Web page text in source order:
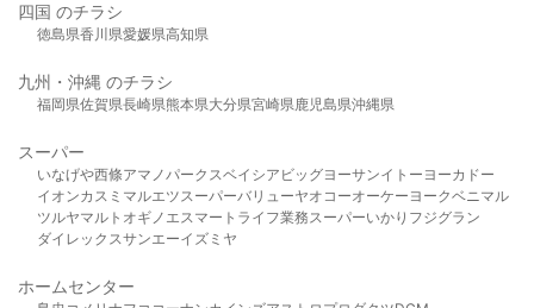
四国 のチラシ
徳島県香川県愛媛県高知県
九州・沖縄 のチラシ
福岡県佐賀県長崎県熊本県大分県宮崎県鹿児島県沖縄県
スーパー
いなげや西條アマノパークスベイシア ビッグヨーサンイトーヨーカドー
イオンカスミ マルエツスーパーバリューヤオコーオーケー ヨークベニマル
ツルヤマルト オギノ エスマート ライフ業務スーパーいかり フジグラン
ダイレックスサンエーイズミヤ
ホームセンター